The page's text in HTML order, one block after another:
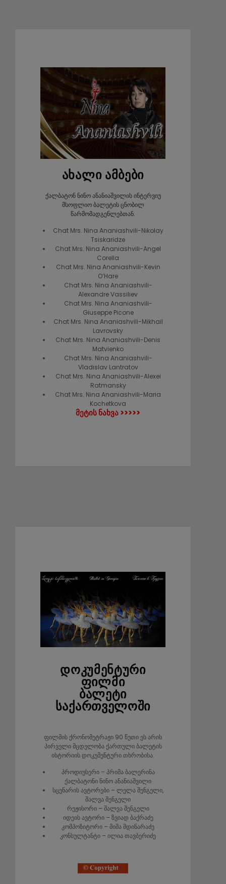
ახალი ამბები
ქალბატონ ნინო ანანიაშვილის ინტერვიუ
მსოფლიო ბალეტის ცნობილ
წარმომადგენლებთან.
Chat Mrs. Nina Ananiashvili-Nikolay
Tsiskaridze
Chat Mrs. Nina Ananiashvili-Angel
Corella
Chat Mrs. Nina Ananiashvili-Kevin
O’Hare
Chat Mrs. Nina Ananiashvili-
Alexandre Vassiliev
Chat Mrs. Nina Ananiashvili-
Giuseppe Picone
Chat Mrs. Nina Ananiashvili-Mikhail
Lavrovsky
Chat Mrs. Nina Ananiashvili-Denis
Matvienko
Chat Mrs. Nina Ananiashvili-
Vladislav Lantratov
Chat Mrs. Nina Ananiashvili-Alexei
Ratmansky
Chat Mrs. Nina Ananiashvili-Maria
Kochetkova
მეტის ნახვა >>>>>
დოკუმენტური
ფილმი
ბალეტი
საქართველოში
ფილმის ქრონომეტრაჟი 90 წუთი ეს არის
პირველი მცდელობა ქართული ბალეტის
ისტორიის დოკუმენტური თხრობისა.
პროდიუსერი – პრიმა ბალერინა
ქალბატონი ნინო ანანიაშვილი
სცენარის ავტორები – ლელა შენგელი,
შალვა შენგელი
რეჟისორი – შალვა შენგელი
იდეის ავტორი – ზვიად ბაქრაძე
კომპოზიტორი – მიშა მდინარაძე
კონსულტანტი – ილია თავბერიძე